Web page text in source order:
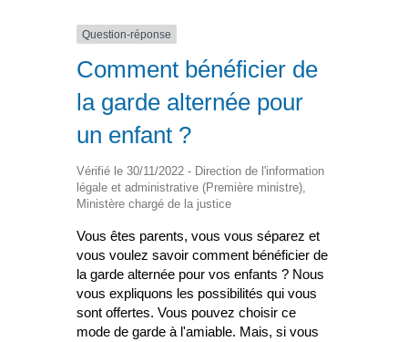
Question-réponse
Comment bénéficier de
la garde alternée pour
un enfant ?
Vérifié le 30/11/2022 - Direction de l'information
légale et administrative (Première ministre),
Ministère chargé de la justice
Vous êtes parents, vous vous séparez et
vous voulez savoir comment bénéficier de
la garde alternée pour vos enfants ? Nous
vous expliquons les possibilités qui vous
sont offertes. Vous pouvez choisir ce
mode de garde à l'amiable. Mais, si vous